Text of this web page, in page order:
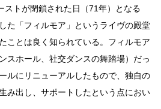
ストが閉鎖された日（71年）となる
た「フィルモア」というライヴの殿堂
ことは良く知られている。フィルモア
スホール、社交ダンスの舞踏場）だっ
ルにリニューアルしたもので、独自の
み出し、サポートしたという点におい